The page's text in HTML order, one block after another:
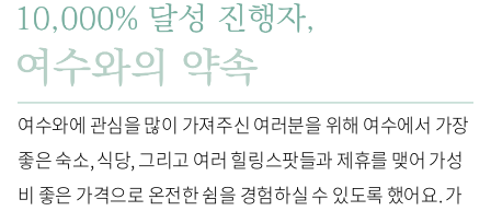
여수와에 관심을 많이 가져주신 여러분을 위해 여수에서 가장
좋은 숙소, 식당, 그리고 여러 힐링스팟들과 제휴를 맺어 가성
비 좋은 가격으로 온전한 쉼을 경험하실 수 있도록 했어요. 가